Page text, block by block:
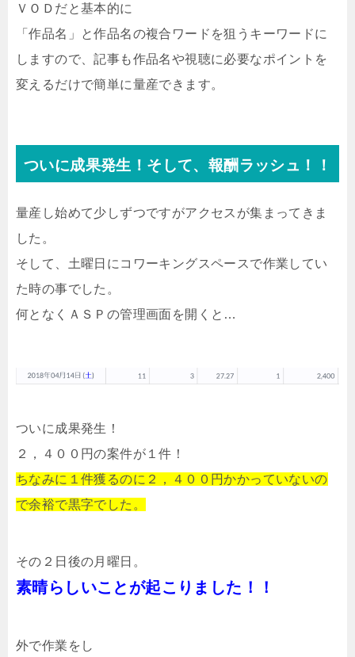
ＶＯＤだと基本的に
「作品名」と作品名の複合ワードを狙うキーワードに
しますので、記事も作品名や視聴に必要なポイントを
変えるだけで簡単に量産できます。
ついに成果発生！そして、報酬ラッシュ！！
量産し始めて少しずつですがアクセスが集まってきま
した。
そして、土曜日にコワーキングスペースで作業してい
た時の事でした。
何となくＡＳＰの管理画面を開くと…
ついに成果発生！
２，４００円の案件が１件！
ちなみに１件獲るのに２，４００円かかっていないの
で余裕で黒字でした。
その２日後の月曜日。
素晴らしいことが起こりました！！
外で作業をし